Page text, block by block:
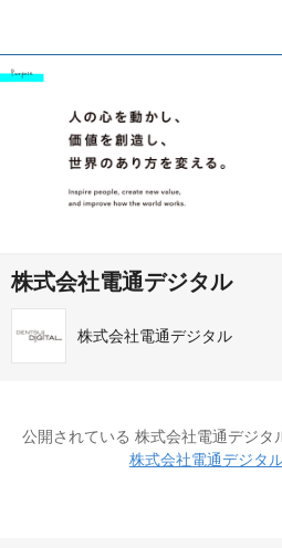
株式会社電通デジタル
株式会社電通デジタル
公開されている 株式会社電通デジタ
株式会社電通デジタ